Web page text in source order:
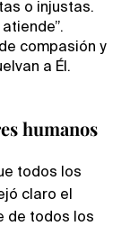
o injustas.
compasión y
a Él.
humanos
todos los
claro el
de todos los